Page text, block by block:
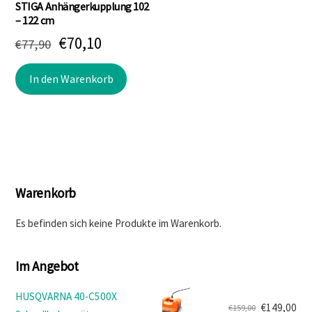
STIGA Anhängerkupplung 102
– 122 cm
€77,90 Ursprünglicher
Preis
war:
€70,10Aktueller
Preis
ist:
In den Warenkorb
Warenkorb
Es befinden sich keine Produkte im Warenkorb.
Im Angebot
HUSQVARNA 40-C500X
€159,00 €149,00